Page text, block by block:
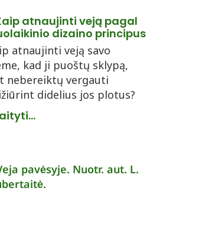
atnaujinti veją pagal
dizaino principus
atnaujinti veją savo
kad ji puoštų sklypą,
nebereiktų vergauti
didelius jos plotus?